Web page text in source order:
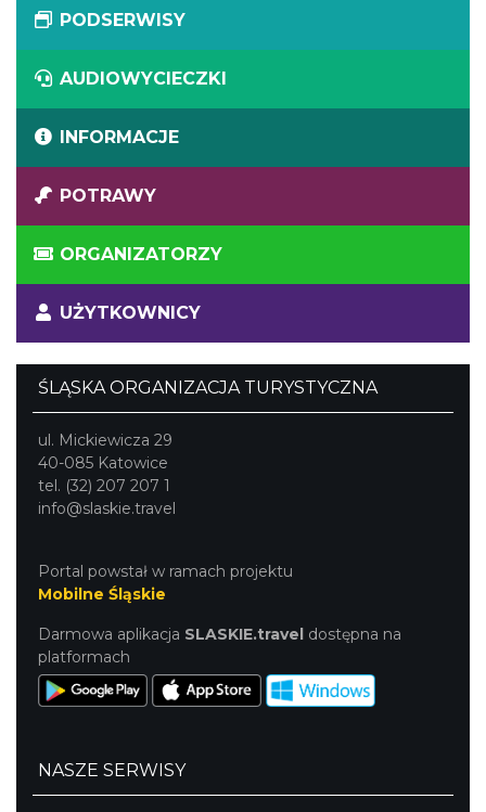
PODSERWISY
AUDIOWYCIECZKI
INFORMACJE
POTRAWY
ORGANIZATORZY
UŻYTKOWNICY
ŚLĄSKA ORGANIZACJA TURYSTYCZNA
ul. Mickiewicza 29
40-085 Katowice
tel. (32) 207 207 1
info@slaskie.travel
Portal powstał w ramach projektu
Mobilne Śląskie
Darmowa aplikacja SLASKIE.travel dostępna na
platformach
NASZE SERWISY